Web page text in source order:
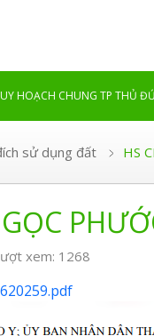
HOẠCH CHUNG TP THỦ
sử dụng đất HS
xem: 1268